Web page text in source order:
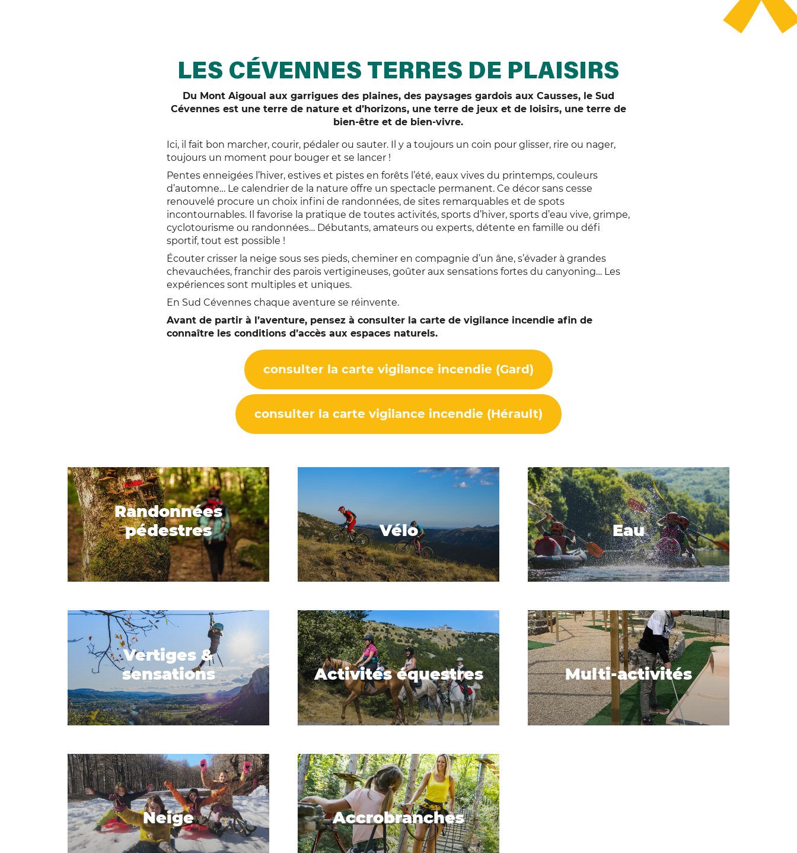
LES CÉVENNES TERRES DE PLAISIRS
Du Mont Aigoual aux garrigues des plaines, des paysages gardois aux Causses, le Sud
Cévennes est une terre de nature et d’horizons, une terre de jeux et de loisirs, une terre de
bien-être et de bien-vivre.
Ici, il fait bon marcher, courir, pédaler ou sauter. Il y a toujours un coin pour glisser, rire ou nager,
toujours un moment pour bouger et se lancer !
Pentes enneigées l’hiver, estives et pistes en forêts l’été, eaux vives du printemps, couleurs
d’automne… Le calendrier de la nature offre un spectacle permanent. Ce décor sans cesse
renouvelé procure un choix infini de randonnées, de sites remarquables et de spots
incontournables. Il favorise la pratique de toutes activités, sports d’hiver, sports d’eau vive, grimpe,
cyclotourisme ou randonnées… Débutants, amateurs ou experts, détente en famille ou défi
sportif, tout est possible !
Écouter crisser la neige sous ses pieds, cheminer en compagnie d’un âne, s’évader à grandes
chevauchées, franchir des parois vertigineuses, goûter aux sensations fortes du canyoning… Les
expériences sont multiples et uniques.
En Sud Cévennes chaque aventure se réinvente.
Avant de partir à l’aventure, pensez à consulter la carte de vigilance incendie afin de
connaître les conditions d’accès aux espaces naturels.
consulter la carte vigilance incendie (Gard)
consulter la carte vigilance incendie (Hérault)
Randonnées
pédestres
Vélo Eau
Vertiges &
sensations
Activités équestres Multi-activités
Neige Accrobranches